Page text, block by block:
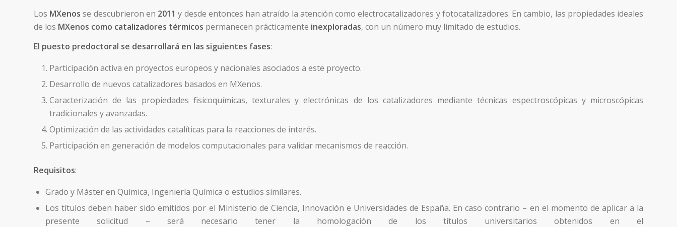
Los MXenos se descubrieron en 2011 y desde entonces han atraído la atención como electrocatalizadores y fotocatalizadores. En cambio, las propiedades ideales
de los MXenos como catalizadores térmicos permanecen prácticamente inexploradas, con un número muy limitado de estudios.
El puesto predoctoral se desarrollará en las siguientes fases:
Participación activa en proyectos europeos y nacionales asociados a este proyecto.
Desarrollo de nuevos catalizadores basados en MXenos.
Caracterización de las propiedades fisicoquímicas, texturales y electrónicas de los catalizadores mediante técnicas espectroscópicas y microscópicas
tradicionales y avanzadas.
Optimización de las actividades catalíticas para la reacciones de interés.
Participación en generación de modelos computacionales para validar mecanismos de reacción.
Requisitos:
Grado y Máster en Química, Ingeniería Química o estudios similares.
Los títulos deben haber sido emitidos por el Ministerio de Ciencia, Innovación e Universidades de España. En caso contrario – en el momento de aplicar a la
presente solicitud – será necesario tener la homologación de los títulos universitarios obtenidos en el